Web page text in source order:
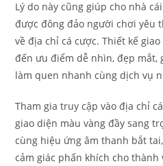
Lý do này cũng giúp cho nhà
được đông đảo người chơi yêu
về địa chỉ cá cược. Thiết kế
đến ưu điểm dễ nhìn, đẹp mắt,
làm quen nhanh cùng dịch vụ
Tham gia truy cập vào địa chỉ
giao diện màu vàng đầy sang
cùng hiệu ứng âm thanh bắt
cảm giác phấn khích cho